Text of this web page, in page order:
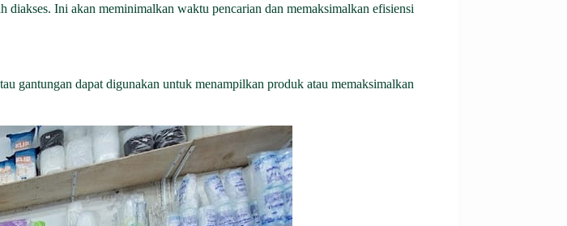
Ini akan meminimalkan waktu pencarian dan memaksimalkan efisiensi
gantungan dapat digunakan untuk menampilkan produk atau memaksimalkan